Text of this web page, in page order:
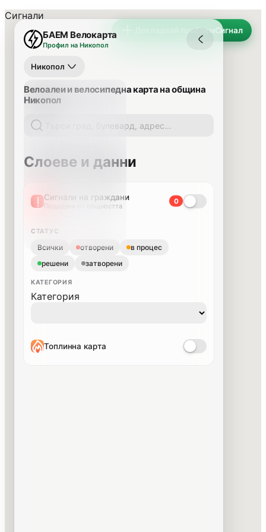
Докладвай проблемСигнал
БАЕМ Велокарта
Профил на Никопол
Никопол
Велоалеи и велосипедна карта на община
Никопол
Слоеве и данни
Сигнали на граждани
Подадени от общността
0
СТАТУС
Всички отворени
в процес
решени
затворени
КАТЕГОРИЯ
Категория
Топлинна карта
Сигнали